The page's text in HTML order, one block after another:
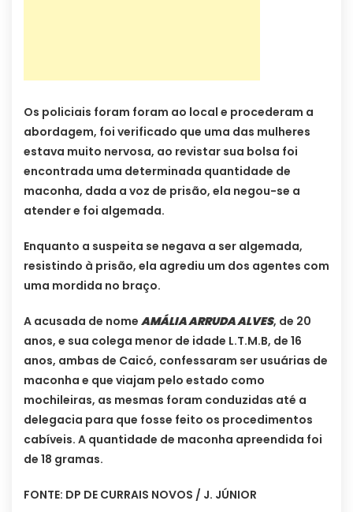
Os policiais foram foram ao local e procederam a
abordagem, foi verificado que uma das mulheres
estava muito nervosa, ao revistar sua bolsa foi
encontrada uma determinada quantidade de
maconha, dada a voz de prisão, ela negou-se a
atender e foi algemada.
Enquanto a suspeita se negava a ser algemada,
resistindo à prisão, ela agrediu um dos agentes com
uma mordida no braço.
A acusada de nome AMÁLIA ARRUDA ALVES, de 20
anos, e sua colega menor de idade L.T.M.B, de 16
anos, ambas de Caicó, confessaram ser usuárias de
maconha e que viajam pelo estado como
mochileiras, as mesmas foram conduzidas até a
delegacia para que fosse feito os procedimentos
cabíveis. A quantidade de maconha apreendida foi
de 18 gramas.
FONTE: DP DE CURRAIS NOVOS / J. JÚNIOR